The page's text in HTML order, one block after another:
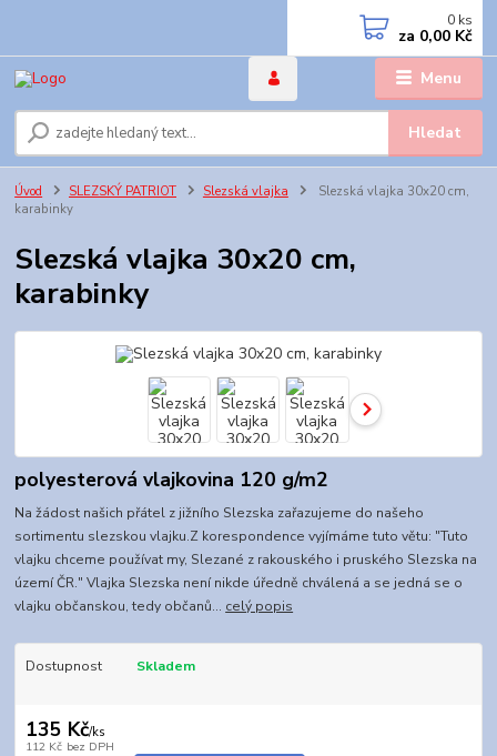
Menu
Hledat
0 ks
za 0,00 Kč
Úvod SLEZSKÝ PATRIOT Slezská vlajka
Slezská vlajka 30x20 cm,
karabinky
Slezská vlajka 30x20 cm,
karabinky
polyesterová vlajkovina 120 g/m2
Na žádost našich přátel z jižního Slezska zařazujeme do našeho
sortimentu slezskou vlajku.Z korespondence vyjímáme tuto větu: "Tuto
vlajku chceme používat my, Slezané z rakouského i pruského Slezska na
území ČR." Vlajka Slezska není nikde úředně chválená a se jedná se o
vlajku občanskou, tedy občanů... celý popis
Dostupnost Skladem
135 Kč/ks
112 Kč bez DPH